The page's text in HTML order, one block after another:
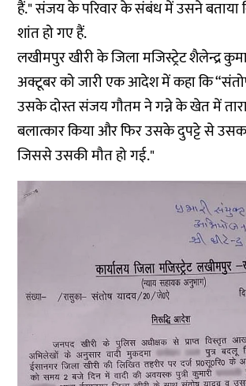
हैं." संजय के परिवार के संबंध में उसने बताया
शांत हो गए हैं.
लखीमपुर खीरी के जिला मजिस्ट्रेट शैलेन्द्र
अक्टूबर को जारी एक आदेश में कहा कि
उसके दोस्त संजय गौतम ने गन्ने के खेत में
बलात्कार किया और फिर उसके दुपट्टे से
जिससे उसकी मौत हो गई."